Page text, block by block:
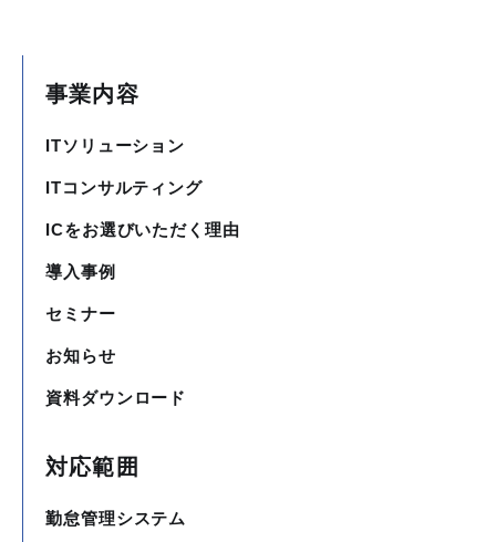
事業内容
ITソリューション
ITコンサルティング
ICをお選びいただく理由
導入事例
セミナー
お知らせ
資料ダウンロード
対応範囲
勤怠管理システム